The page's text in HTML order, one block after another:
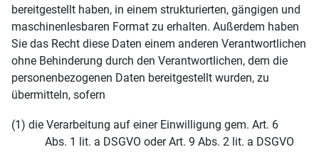
bereitgestellt haben, in einem strukturierten, gängigen und
maschinenlesbaren Format zu erhalten. Außerdem haben
Sie das Recht diese Daten einem anderen Verantwortlichen
ohne Behinderung durch den Verantwortlichen, dem die
personenbezogenen Daten bereitgestellt wurden, zu
übermitteln, sofern
(1) die Verarbeitung auf einer Einwilligung gem. Art. 6
Abs. 1 lit. a DSGVO oder Art. 9 Abs. 2 lit. a DSGVO